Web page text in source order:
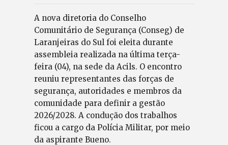
A nova diretoria do Conselho
Comunitário de Segurança (Conseg) de
Laranjeiras do Sul foi eleita durante
assembleia realizada na última terça-
feira (04), na sede da Acils. O encontro
reuniu representantes das forças de
segurança, autoridades e membros da
comunidade para definir a gestão
2026/2028. A condução dos trabalhos
ficou a cargo da Polícia Militar, por meio
da aspirante Bueno.